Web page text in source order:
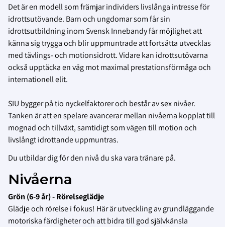
Det är en modell som främjar individers livslånga intresse för
idrottsutövande. Barn och ungdomar som får sin
idrottsutbildning inom Svensk Innebandy får möjlighet att
känna sig trygga och blir uppmuntrade att fortsätta utvecklas
med tävlings- och motionsidrott. Vidare kan idrottsutövarna
också upptäcka en väg mot maximal prestationsförmåga och
internationell elit.
SIU bygger på tio nyckelfaktorer och består av sex nivåer.
Tanken är att en spelare avancerar mellan nivåerna kopplat till
mognad och tillväxt, samtidigt som vägen till motion och
livslångt idrottande uppmuntras.
Du utbildar dig för den nivå du ska vara tränare på.
Nivåerna
Grön (6-9 år) - Rörelseglädje
Glädje och rörelse i fokus! Här är utveckling av grundläggande
motoriska färdigheter och att bidra till god självkänsla